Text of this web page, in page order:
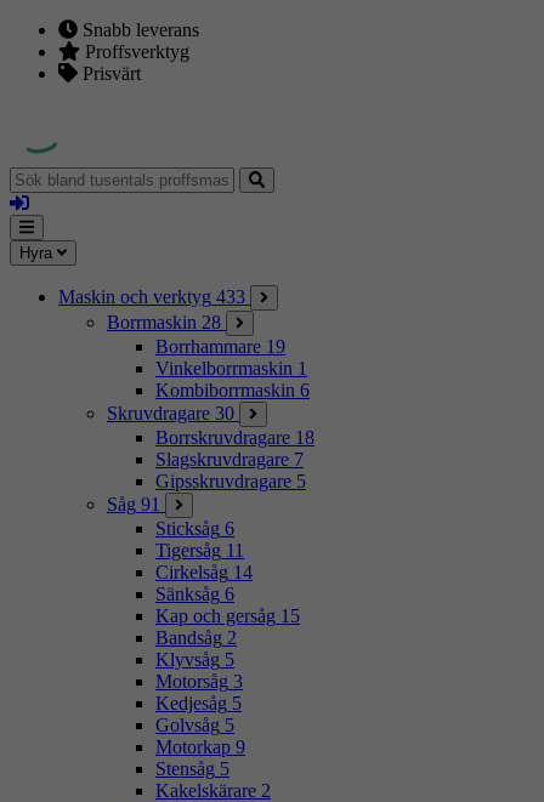
Snabb leverans
Proffsverktyg
Prisvärt
Sök
bland
tusentals
proffsmaskiner
Logga
in
Mina
sidor
Meny
Hyra
Maskin och verktyg 433
Borrmaskin 28
Borrhammare 19
Vinkelborrmaskin 1
Kombiborrmaskin 6
Skruvdragare 30
Borrskruvdragare 18
Slagskruvdragare 7
Gipsskruvdragare 5
Såg 91
Sticksåg 6
Tigersåg 11
Cirkelsåg 14
Sänksåg 6
Kap och gersåg 15
Bandsåg 2
Klyvsåg 5
Motorsåg 3
Kedjesåg 5
Golvsåg 5
Motorkap 9
Stensåg 5
Kakelskärare 2